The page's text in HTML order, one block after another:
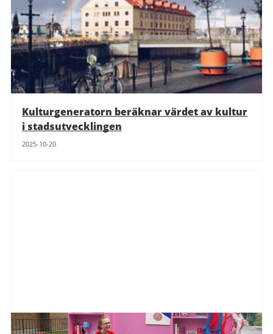
Kulturgeneratorn beräknar värdet av kultur
i stadsutvecklingen
2025-10-20